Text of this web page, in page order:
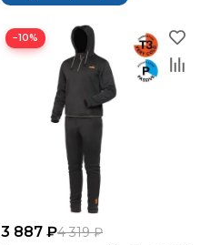
−10%
3 887 ₽4 319 ₽